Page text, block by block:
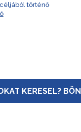
történő
KERESEL?